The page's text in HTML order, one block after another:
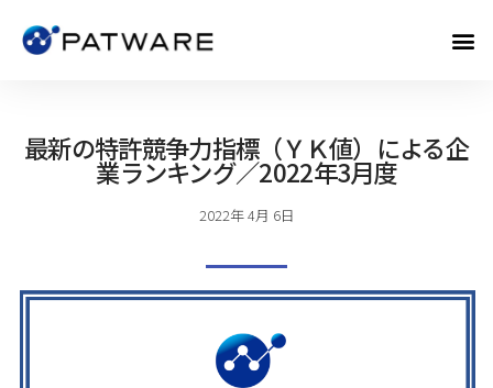
最新の特許競争力指標（ＹＫ値）による企
業ランキング／2022年3月度
2022年 4月 6日